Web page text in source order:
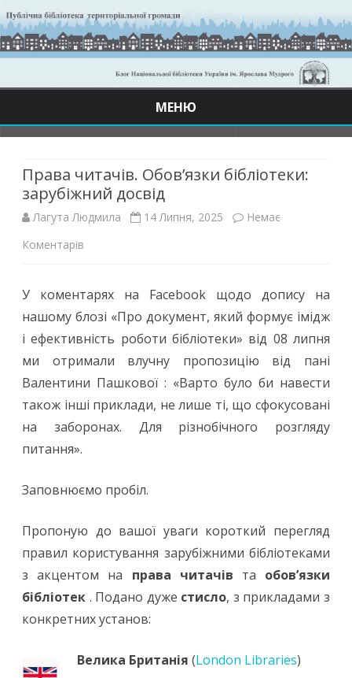
МЕНЮ
Права читачів. Обов’язки бібліотеки:
зарубіжний досвід
Лагута Людмила 14 Липня, 2025
Немає
Коментарів
читачів.
Обов’язки
зарубіжний
досвід
У коментарях на Facebook щодо допису на
нашому блозі «Про документ, який формує імідж
і ефективність роботи бібліотеки» від 08 липня
ми отримали влучну пропозицію від пані
Валентини Пашкової : «Варто було би навести
також інші приклади, не лише ті, що сфокусовані
на заборонах. Для різнобічного розгляду
питання».
Заповнюємо пробіл.
Пропоную до вашої уваги короткий перегляд
правил користування зарубіжними бібліотеками
з акцентом на права читачів та обов’язки
бібліотек . Подано дуже стисло, з прикладами з
конкретних установ:
Велика Британія (London Libraries)